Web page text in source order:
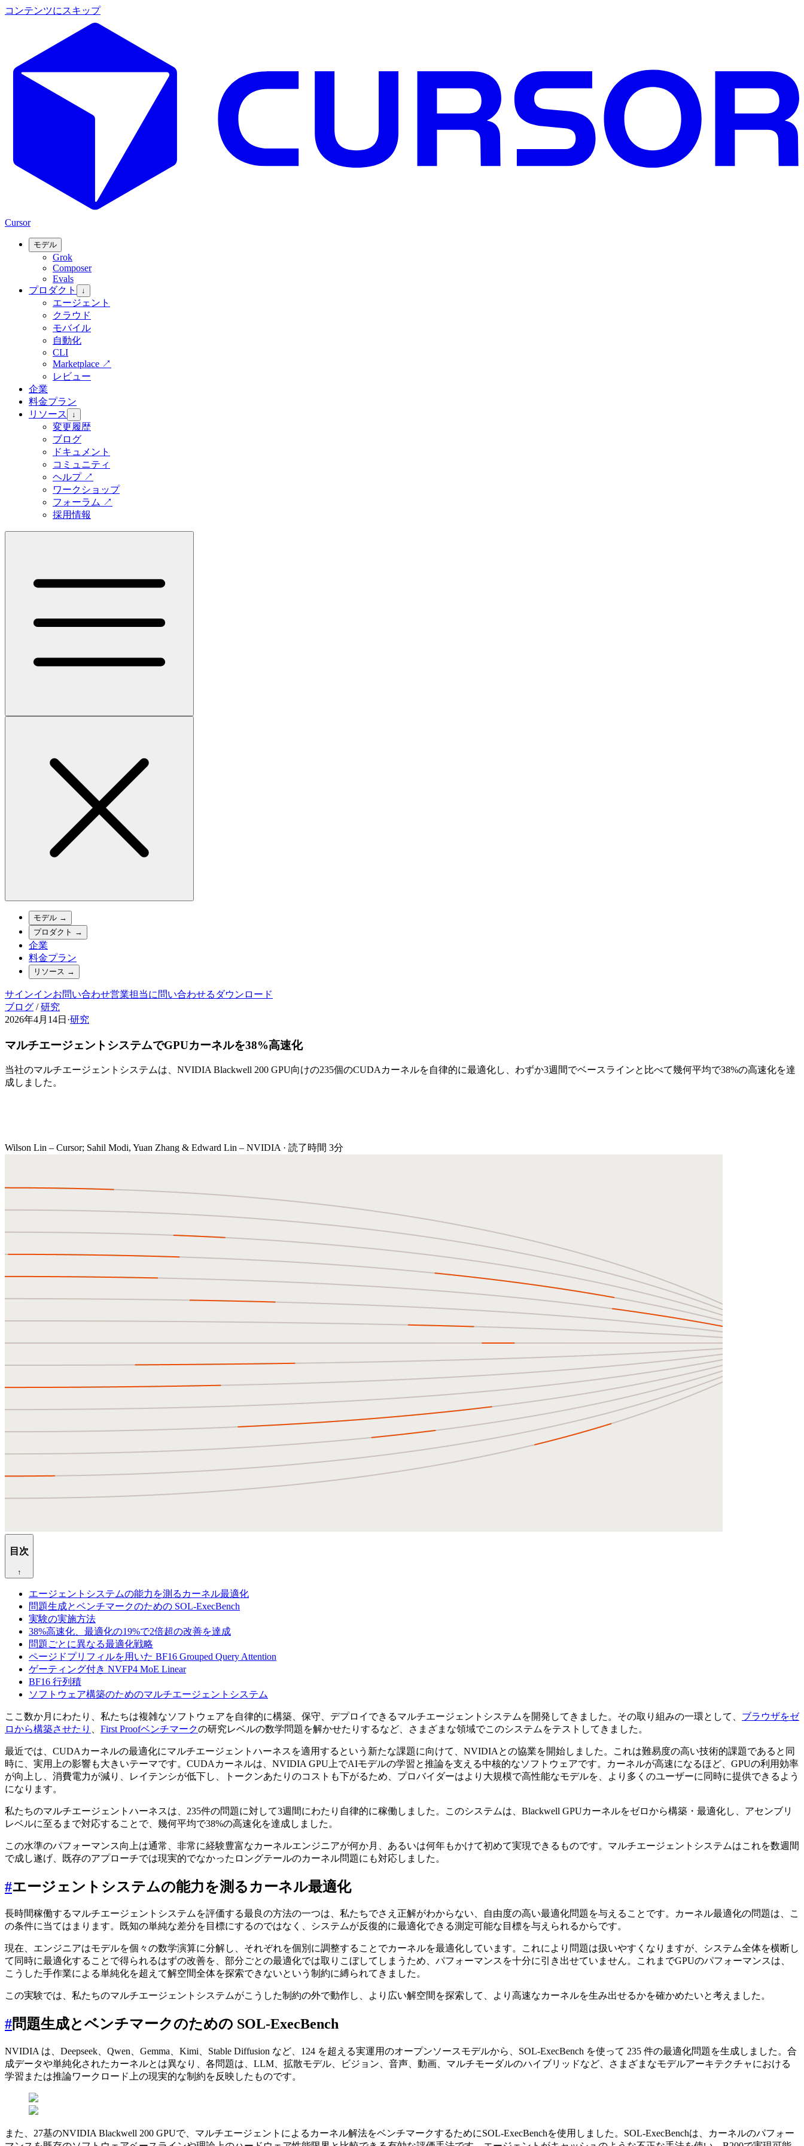
コンテンツにスキップ
Cursor
モデル
Grok
Composer
Evals
プロダクト
↓
エージェント
クラウド
モバイル
自動化
CLI
Marketplace ↗
レビュー
企業
料金プラン
リソース
↓
変更履歴
ブログ
ドキュメント
コミュニティ
ヘルプ↗
ワークショップ
フォーラム ↗
採用情報
モデル →
プロダクト →
企業
料金プラン
リソース →
サインインお問い合わせ営業担当に問い合わせる ダウンロード
ブログ / 研究
2026年4月14日 ·研究
マルチエージェントシステムでGPUカーネルを38%高速化
当社のマルチエージェントシステムは、NVIDIA Blackwell 200 GPU向けの235個のCUDAカーネルを自律的に最適化し、わずか3週間でベースラインと比べて幾何平均で38%の高速化を達
成しました。
Wilson Lin – Cursor; Sahil Modi, Yuan Zhang & Edward Lin – NVIDIA· 読了時間 3分
目次
↑
エージェントシステムの能力を測るカーネル最適化
問題生成とベンチマークのための SOL-ExecBench
実験の実施方法
38%高速化、最適化の19%で2倍超の改善を達成
問題ごとに異なる最適化戦略
ページドプリフィルを用いた BF16 Grouped Query Attention
ゲーティング付き NVFP4 MoE Linear
BF16 行列積
ソフトウェア構築のためのマルチエージェントシステム
ここ数か月にわたり、私たちは複雑なソフトウェアを自律的に構築、保守、デプロイできるマルチエージェントシステムを開発してきました。その取り組みの一環として、 ブラウザをゼ
ロから構築させたり
First Proofベンチマークの研究レベルの数学問題を解かせたりするなど、さまざまな領域でこのシステムをテストしてきました。
最近では、CUDAカーネルの最適化にマルチエージェントハーネスを適用するという新たな課題に向けて、NVIDIAとの協業を開始しました。これは難易度の高い技術的課題であると同
時に、実用上の影響も大きいテーマです。CUDAカーネルは、NVIDIA GPU上でAIモデルの学習と推論を支える中核的なソフトウェアです。カーネルが高速になるほど、GPUの利用効率
が向上し、消費電力が減り、レイテンシが低下し、トークンあたりのコストも下がるため、プロバイダーはより大規模で高性能なモデルを、より多くのユーザーに同時に提供できるよう
になります。
私たちのマルチエージェントハーネスは、235件の問題に対して3週間にわたり自律的に稼働しました。このシステムは、Blackwell GPUカーネルをゼロから構築・最適化し、アセンブリ
レベルに至るまで対応することで、幾何平均で38%の高速化を達成しました。
この水準のパフォーマンス向上は通常、非常に経験豊富なカーネルエンジニアが何か月、あるいは何年もかけて初めて実現できるものです。マルチエージェントシステムはこれを数週間
で成し遂げ、既存のアプローチでは現実的でなかったロングテールのカーネル問題にも対応しました。
#エージェントシステムの能力を測るカーネル最適化
長時間稼働するマルチエージェントシステムを評価する最良の方法の一つは、私たちでさえ正解がわからない、自由度の高い最適化問題を与えることです。カーネル最適化の問題は、こ
の条件に当てはまります。既知の単純な差分を目標にするのではなく、システムが反復的に最適化できる測定可能な目標を与えられるからです。
現在、エンジニアはモデルを個々の数学演算に分解し、それぞれを個別に調整することでカーネルを最適化しています。これにより問題は扱いやすくなりますが、システム全体を横断し
て同時に最適化することで得られるはずの改善を、部分ごとの最適化では取りこぼしてしまうため、パフォーマンスを十分に引き出せていません。これまでGPUのパフォーマンスは、
こうした手作業による単純化を超えて解空間全体を探索できないという制約に縛られてきました。
この実験では、私たちのマルチエージェントシステムがこうした制約の外で動作し、より広い解空間を探索して、より高速なカーネルを生み出せるかを確かめたいと考えました。
#問題生成とベンチマークのための SOL-ExecBench
NVIDIA は、Deepseek、Qwen、Gemma、Kimi、Stable Diffusion など、124 を超える実運用のオープンソースモデルから、SOL-ExecBench を使って 235 件の最適化問題を生成しました。合
成データや単純化されたカーネルとは異なり、各問題は、LLM、拡散モデル、ビジョン、音声、動画、マルチモーダルのハイブリッドなど、さまざまなモデルアーキテクチャにおける
学習または推論ワークロード上の現実的な制約を反映したものです。
また、27基のNVIDIA Blackwell 200 GPUで、マルチエージェントによるカーネル解法をベンチマークするためにSOL-ExecBenchを使用しました。SOL-ExecBenchは、カーネルのパフォー